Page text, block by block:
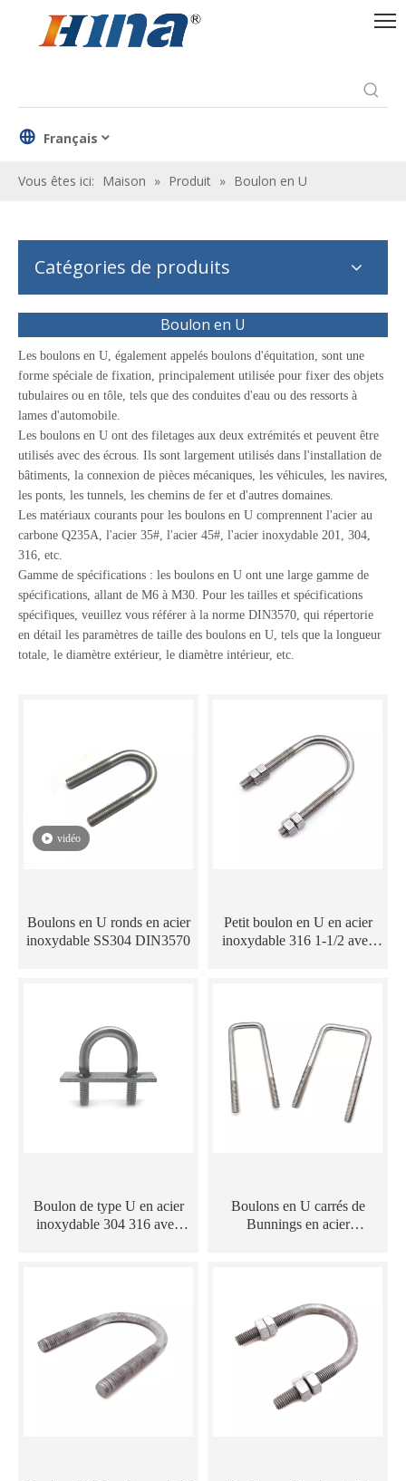
Français
Vous êtes ici: Maison » Produit » Boulon en U
Catégories de produits
Boulon en U
Les boulons en U, également appelés boulons d'équitation, sont une
forme spéciale de fixation, principalement utilisée pour fixer des objets
tubulaires ou en tôle, tels que des conduites d'eau ou des ressorts à
lames d'automobile.
Les boulons en U ont des filetages aux deux extrémités et peuvent être
utilisés avec des écrous. Ils sont largement utilisés dans l'installation de
bâtiments, la connexion de pièces mécaniques, les véhicules, les navires,
les ponts, les tunnels, les chemins de fer et d'autres domaines.
Les matériaux courants pour les boulons en U comprennent l'acier au
carbone Q235A, l'acier 35#, l'acier 45#, l'acier inoxydable 201, 304,
316, etc.
Gamme de spécifications : les boulons en U ont une large gamme de
spécifications, allant de M6 à M30. Pour les tailles et spécifications
spécifiques, veuillez vous référer à la norme DIN3570, qui répertorie
en détail les paramètres de taille des boulons en U, tels que la longueur
totale, le diamètre extérieur, le diamètre intérieur, etc.
vidéo
Boulons en U ronds en acier
inoxydable SS304 DIN3570
Petit boulon en U en acier
inoxydable 316 1-1/2 avec
Boulon de type U en acier
inoxydable 304 316 avec
Boulons en U carrés de
Bunnings en acier